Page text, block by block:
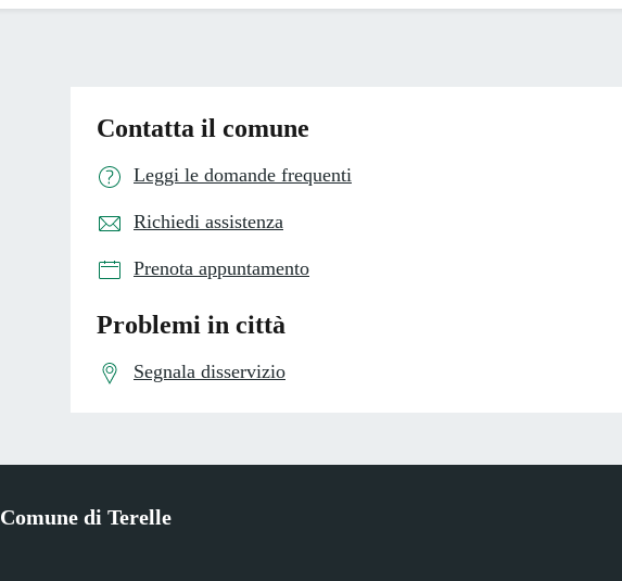
Contatta il comune
Leggi le domande frequenti
Richiedi assistenza
Prenota appuntamento
Problemi in città
Segnala disservizio
Comune di Terelle